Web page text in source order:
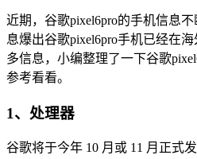
近期，谷歌pixel6pro的手机信息
息爆出谷歌pixel6pro手机已经在
多信息，小编整理了一下谷歌
参考看看。
1、处理器
谷歌将于今年 10 月或 11 月正式